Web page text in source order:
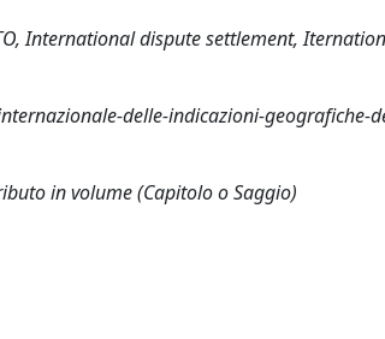
International dispute settlement,
delle-indicazioni-geografiche-
in volume (Capitolo o Saggio)